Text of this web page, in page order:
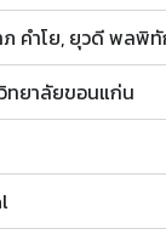
ภ คำโย, ยุวดี พล
ทยาลัยขอนแก่น